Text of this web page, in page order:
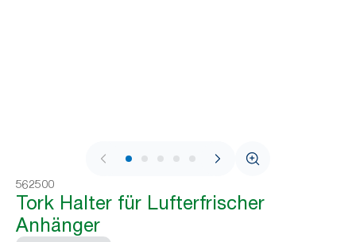
1 / 5
562500
Tork Halter für Lufterfrischer
Anhänger